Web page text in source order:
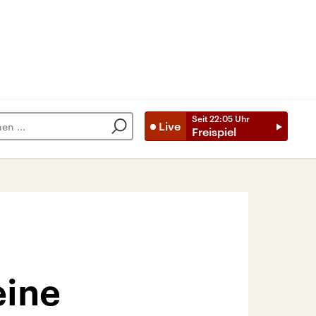
Live
Seit 22:05 Uhr
Freispiel